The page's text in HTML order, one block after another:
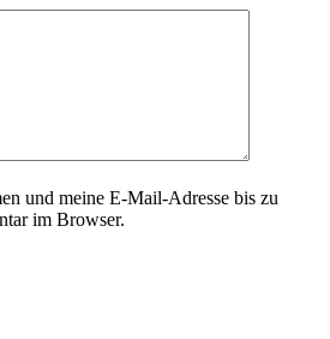
und meine E-Mail-Adresse bis zu
im Browser.